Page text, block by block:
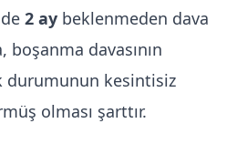
2 ay beklenmeden dava
boşanma davasının
durumunun kesintisiz
olması şarttır.